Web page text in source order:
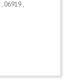
, 06919,